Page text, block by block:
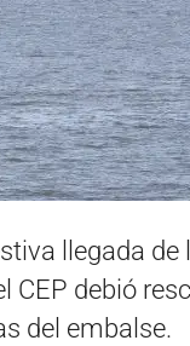
llegada
CEP debió
del embalse.